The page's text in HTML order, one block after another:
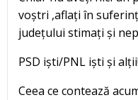
voștri ,aflați în
județului stimați și
PSD iști/PNL iști și alții!
Ceea ce contează